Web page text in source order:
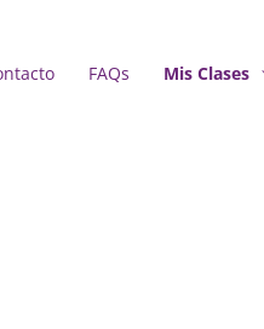
FAQs Mis Clases